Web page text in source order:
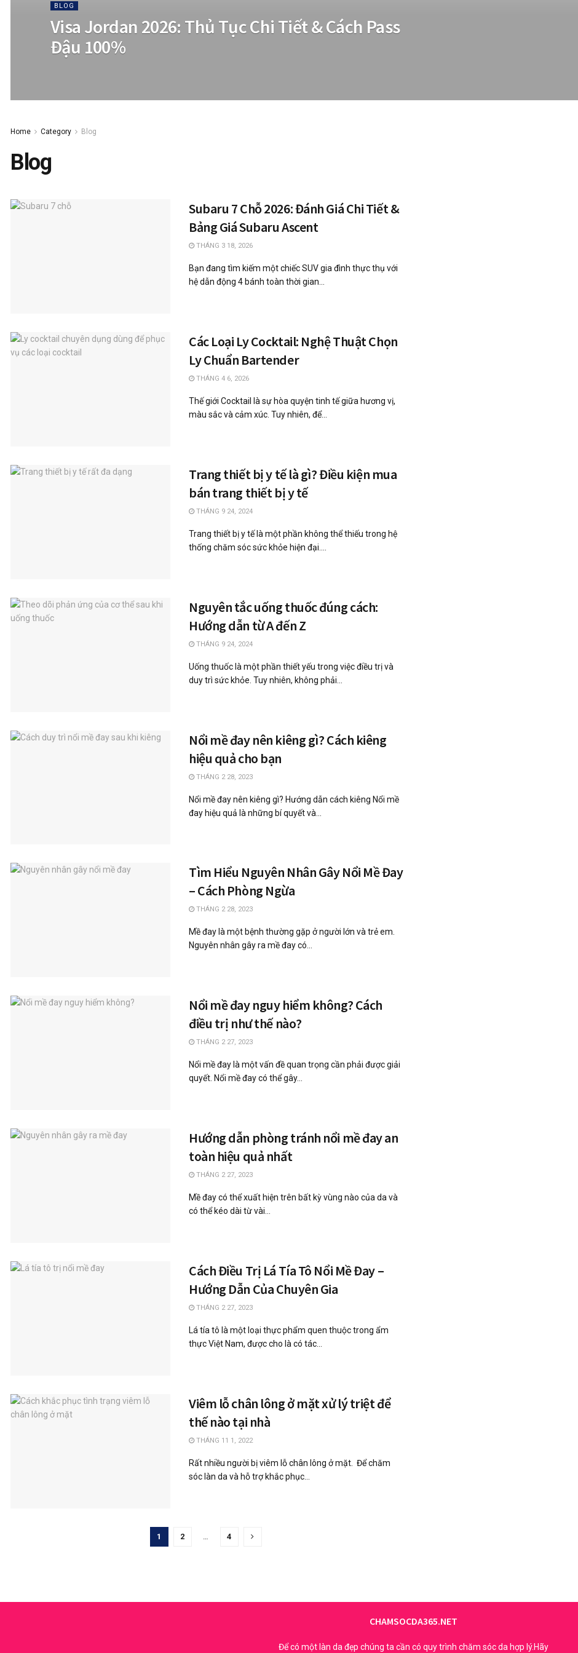
BLOG
Visa Jordan 2026: Thủ Tục Chi Tiết & Cách Pass
Đậu 100%
Home Category Blog
Blog
Subaru 7 Chỗ 2026: Đánh Giá Chi Tiết &
Bảng Giá Subaru Ascent
THÁNG 3 18, 2026
Bạn đang tìm kiếm một chiếc SUV gia đình thực thụ với
hệ dẫn động 4 bánh toàn thời gian...
Các Loại Ly Cocktail: Nghệ Thuật Chọn
Ly Chuẩn Bartender
THÁNG 4 6, 2026
Thế giới Cocktail là sự hòa quyện tinh tế giữa hương vị,
màu sắc và cảm xúc. Tuy nhiên, để...
Trang thiết bị y tế là gì? Điều kiện mua
bán trang thiết bị y tế
THÁNG 9 24, 2024
Trang thiết bị y tế là một phần không thể thiếu trong hệ
thống chăm sóc sức khỏe hiện đại....
Nguyên tắc uống thuốc đúng cách:
Hướng dẫn từ A đến Z
THÁNG 9 24, 2024
Uống thuốc là một phần thiết yếu trong việc điều trị và
duy trì sức khỏe. Tuy nhiên, không phải...
Nổi mề đay nên kiêng gì? Cách kiêng
hiệu quả cho bạn
THÁNG 2 28, 2023
Nổi mề đay nên kiêng gì? Hướng dẫn cách kiêng Nổi mề
đay hiệu quả là những bí quyết và...
Tìm Hiểu Nguyên Nhân Gây Nổi Mề Đay
– Cách Phòng Ngừa
THÁNG 2 28, 2023
Mề đay là một bệnh thường gặp ở người lớn và trẻ em.
Nguyên nhân gây ra mề đay có...
Nổi mề đay nguy hiểm không? Cách
điều trị như thế nào?
THÁNG 2 27, 2023
Nổi mề đay là một vấn đề quan trọng cần phải được giải
quyết. Nổi mề đay có thể gây...
Hướng dẫn phòng tránh nổi mề đay an
toàn hiệu quả nhất
THÁNG 2 27, 2023
Mề đay có thể xuất hiện trên bất kỳ vùng nào của da và
có thể kéo dài từ vài...
Cách Điều Trị Lá Tía Tô Nổi Mề Đay –
Hướng Dẫn Của Chuyên Gia
THÁNG 2 27, 2023
Lá tía tô là một loại thực phẩm quen thuộc trong ẩm
thực Việt Nam, được cho là có tác...
Viêm lỗ chân lông ở mặt xử lý triệt để
thế nào tại nhà
THÁNG 11 1, 2022
Rất nhiều người bị viêm lỗ chân lông ở mặt. Để chăm
sóc làn da và hỗ trợ khắc phục...
1 2 4
CHAMSOCDA365.NET
Để có một làn da đẹp chúng ta cần có quy trình chăm sóc da hợp lý.Hãy